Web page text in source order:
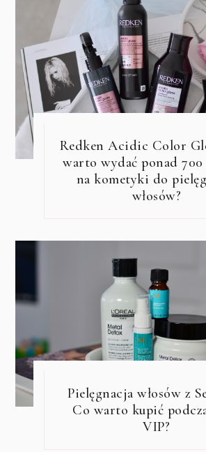
Redken Acidic Color
warto wydać ponad 700
na kometyki do
włosów?
Pielęgnacja włosów z
Co warto kupić
VIP?